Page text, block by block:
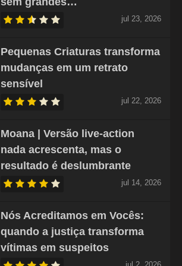
jul 23, 2026
Pequenas Criaturas transforma
mudanças em um retrato
sensível
jul 22, 2026
Moana | Versão live-action
nada acrescenta, mas o
resultado é deslumbrante
jul 14, 2026
Nós Acreditamos em Vocês:
quando a justiça transforma
vítimas em suspeitos